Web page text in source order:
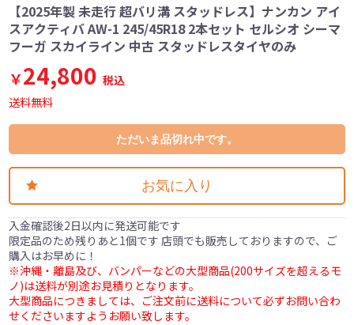
【2025年製 未走行 超バリ溝 スタッドレス】ナンカン アイ
スアクティバ AW-1 245/45R18 2本セット セルシオ シーマ
フーガ スカイライン 中古 スタッドレスタイヤのみ
￥24,800 税込
送料無料
ただいま品切れ中です。
お気に入り
入金確認後2日以内に発送可能です
限定品のため残りあと1個です 店頭でも販売しておりますので、ご
購入はお早めに！
※沖縄・離島及び、バンパーなどの大型商品(200サイズを超えるモ
ノ)は送料が別途お見積りとなります。
大型商品につきましては、ご注文前に送料について必ずお問い合わ
せくださいますようお願い致します。